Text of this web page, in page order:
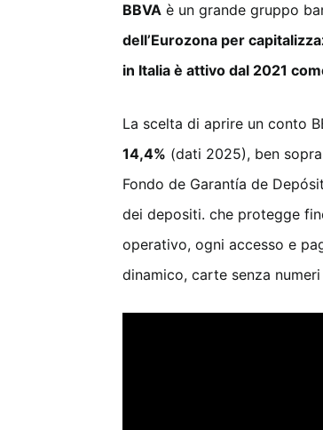
BBVA è un grande gruppo
dell’Eurozona per
in Italia è attivo dal 2021
La scelta di aprire un conto
14,4% (dati 2025), ben
Fondo de Garantía de
dei depositi. che protegge
operativo, ogni accesso e
dinamico, carte senza